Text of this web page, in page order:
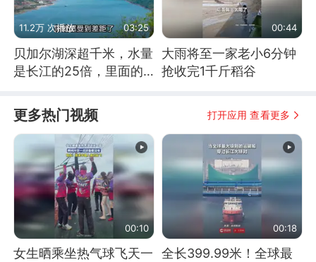
11.2万 次播放 03:25
贝加尔湖深超千米，水量
是长江的25倍，里面的
00:44
大雨将至一家老小6分钟
抢收完1千斤稻谷
更多热门视频 打开应用 查看更多
00:10
女生晒乘坐热气球飞天一
00:18
全长399.99米！全球最